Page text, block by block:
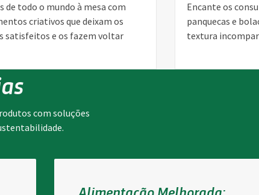
de todo o mundo à mesa com
criativos que deixam os
satisfeitos e os fazem voltar
Encante os
panquecas e
textura
com soluções